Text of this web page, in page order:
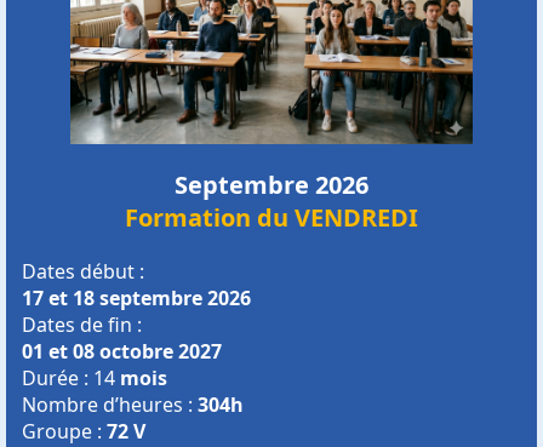
Septembre 2026
Formation du VENDREDI
Dates début :
17 et 18 septembre 2026
Dates de fin :
01 et 08 octobre 2027
Durée : 14 mois
Nombre d’heures :304h
Groupe : 72 V